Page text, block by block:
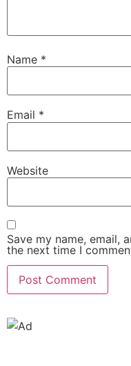
Name *
Email *
Website
Save my name, email,
the next time I